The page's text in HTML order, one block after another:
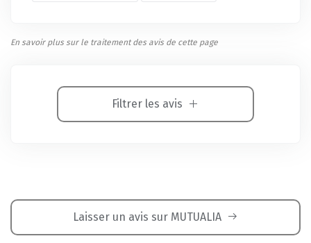
En savoir plus sur le traitement des avis de cette page
Filtrer les avis
Laisser un avis sur MUTUALIA